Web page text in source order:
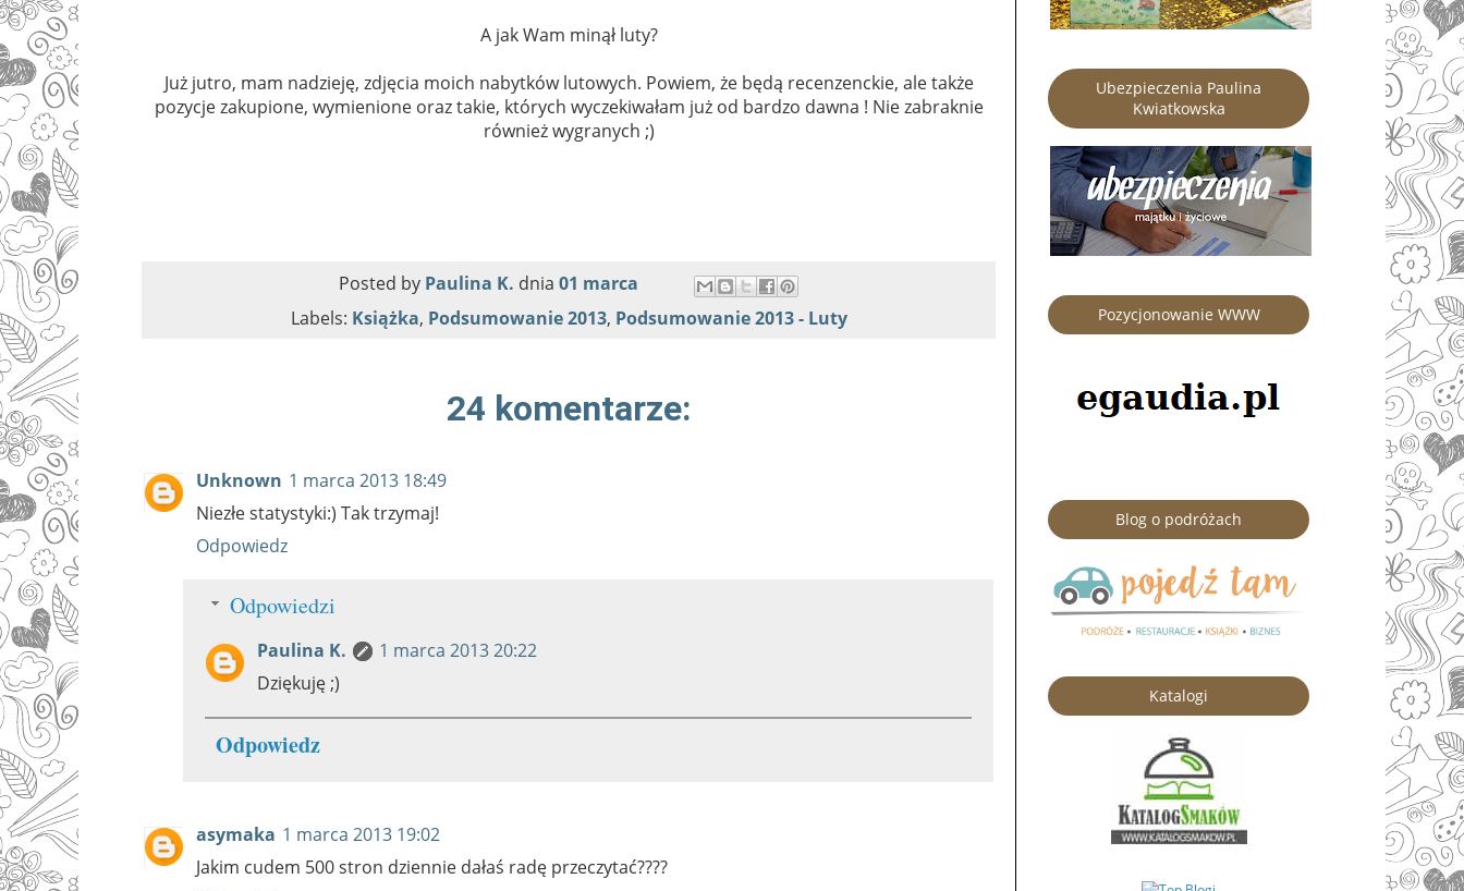
A jak Wam minął luty?
Już jutro, mam nadzieję, zdjęcia moich nabytków lutowych. Powiem, że będą recenzenckie, ale także
pozycje zakupione, wymienione oraz takie, których wyczekiwałam już od bardzo dawna ! Nie zabraknie
również wygranych ;)
Posted by Paulina K. dnia 01 marca
Labels: Książka, Podsumowanie 2013, Podsumowanie 2013 - Luty
24 komentarze:
Unknown 1 marca 2013 18:49
Niezłe statystyki:) Tak trzymaj!
Odpowiedz
Odpowiedzi
Paulina K.
1 marca 2013 20:22
Dziękuję ;)
Odpowiedz
asymaka 1 marca 2013 19:02
Jakim cudem 500 stron dziennie dałaś radę przeczytać????
Ubezpieczenia Paulina
Kwiatkowska
Pozycjonowanie WWW
Blog o podróżach
Katalogi